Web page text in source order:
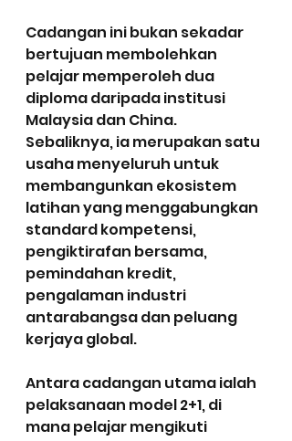
Cadangan ini bukan sekadar
bertujuan membolehkan
pelajar memperoleh dua
diploma daripada institusi
Malaysia dan China.
Sebaliknya, ia merupakan satu
usaha menyeluruh untuk
membangunkan ekosistem
latihan yang menggabungkan
standard kompetensi,
pengiktirafan bersama,
pemindahan kredit,
pengalaman industri
antarabangsa dan peluang
kerjaya global.
Antara cadangan utama ialah
pelaksanaan model 2+1, di
mana pelajar mengikuti